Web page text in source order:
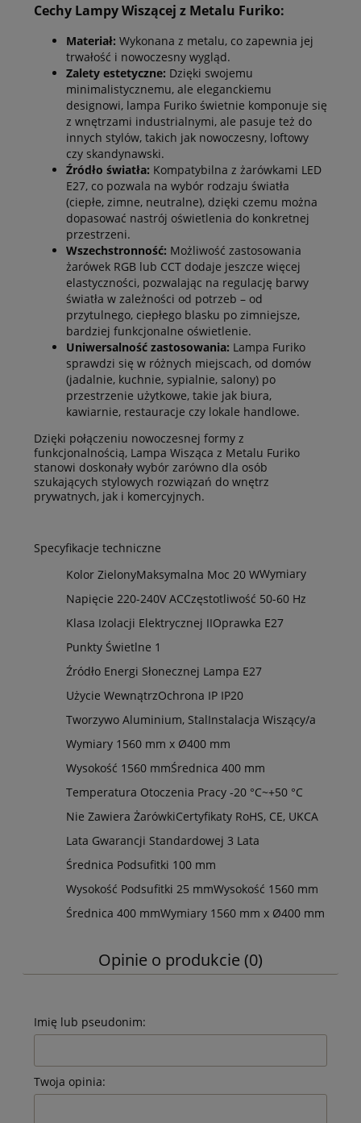
Cechy Lampy Wiszącej z Metalu Furiko:
Materiał: Wykonana z metalu, co zapewnia jej
trwałość i nowoczesny wygląd.
Zalety estetyczne: Dzięki swojemu
minimalistycznemu, ale eleganckiemu
designowi, lampa Furiko świetnie komponuje się
z wnętrzami industrialnymi, ale pasuje też do
innych stylów, takich jak nowoczesny, loftowy
czy skandynawski.
Źródło światła: Kompatybilna z żarówkami LED
E27, co pozwala na wybór rodzaju światła
(ciepłe, zimne, neutralne), dzięki czemu można
dopasować nastrój oświetlenia do konkretnej
przestrzeni.
Wszechstronność: Możliwość zastosowania
żarówek RGB lub CCT dodaje jeszcze więcej
elastyczności, pozwalając na regulację barwy
światła w zależności od potrzeb – od
przytulnego, ciepłego blasku po zimniejsze,
bardziej funkcjonalne oświetlenie.
Uniwersalność zastosowania: Lampa Furiko
sprawdzi się w różnych miejscach, od domów
(jadalnie, kuchnie, sypialnie, salony) po
przestrzenie użytkowe, takie jak biura,
kawiarnie, restauracje czy lokale handlowe.
Dzięki połączeniu nowoczesnej formy z
funkcjonalnością, Lampa Wisząca z Metalu Furiko
stanowi doskonały wybór zarówno dla osób
szukających stylowych rozwiązań do wnętrz
prywatnych, jak i komercyjnych.
Specyfikacje techniczne
Kolor ZielonyMaksymalna Moc 20 W
Napięcie 220-240V ACCzęstotliwość 50-60 Hz
Klasa Izolacji Elektrycznej IIOprawka E27
Punkty Świetlne 1
Źródło Energi Słonecznej Lampa E27
Użycie WewnątrzOchrona IP IP20
Tworzywo Aluminium, StalInstalacja Wiszący/a
Wymiary 1560 mm x Ø400 mm
Wysokość 1560 mmŚrednica 400 mm
Temperatura Otoczenia Pracy -20 °C~+50 °C
Nie Zawiera ŻarówkiCertyfikaty RoHS, CE, UKCA
Lata Gwarancji Standardowej 3 Lata
Średnica Podsufitki 100 mm
Wysokość Podsufitki 25 mm
Wymiary
Wysokość 1560 mm
Średnica 400 mmWymiary 1560 mm x Ø400 mm
Opinie o produkcie (0)
Imię lub pseudonim:
Twoja opinia: